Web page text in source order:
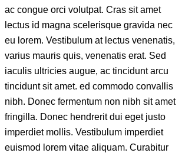
ac congue orci volutpat. Cras sit amet
lectus id magna scelerisque gravida nec
eu lorem. Vestibulum at lectus venenatis,
varius mauris quis, venenatis erat. Sed
iaculis ultricies augue, ac tincidunt arcu
tincidunt sit amet. ed commodo convallis
nibh. Donec fermentum non nibh sit amet
fringilla. Donec hendrerit dui eget justo
imperdiet mollis. Vestibulum imperdiet
euismod lorem vitae aliquam. Curabitur